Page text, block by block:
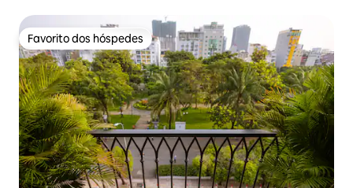
Favorito dos hóspedes
Favorito dos hóspedes